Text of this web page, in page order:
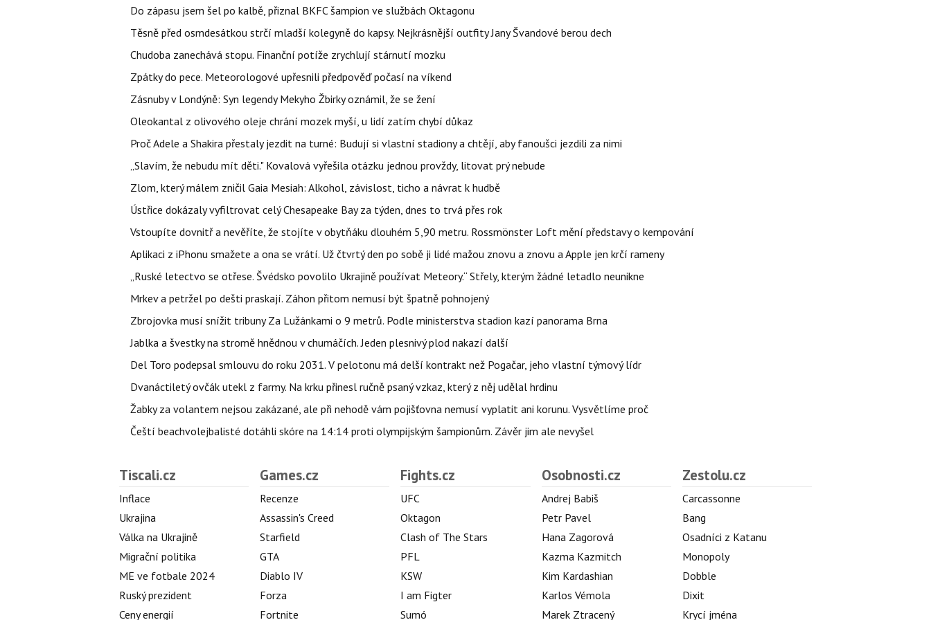
Do zápasu jsem šel po kalbě, přiznal BKFC šampion ve službách Oktagonu
Těsně před osmdesátkou strčí mladší kolegyně do kapsy. Nejkrásnější outfity Jany Švandové berou dech
Chudoba zanechává stopu. Finanční potíže zrychlují stárnutí mozku
Zpátky do pece. Meteorologové upřesnili předpověď počasí na víkend
Zásnuby v Londýně: Syn legendy Mekyho Žbirky oznámil, že se žení
Oleokantal z olivového oleje chrání mozek myší, u lidí zatím chybí důkaz
Proč Adele a Shakira přestaly jezdit na turné: Budují si vlastní stadiony a chtějí, aby fanoušci jezdili za nimi
„Slavím, že nebudu mít děti." Kovalová vyřešila otázku jednou provždy, litovat prý nebude
Zlom, který málem zničil Gaia Mesiah: Alkohol, závislost, ticho a návrat k hudbě
Ústřice dokázaly vyfiltrovat celý Chesapeake Bay za týden, dnes to trvá přes rok
Vstoupíte dovnitř a nevěříte, že stojíte v obytňáku dlouhém 5,90 metru. Rossmönster Loft mění představy o kempování
Aplikaci z iPhonu smažete a ona se vrátí. Už čtvrtý den po sobě ji lidé mažou znovu a znovu a Apple jen krčí rameny
„Ruské letectvo se otřese. Švédsko povolilo Ukrajině používat Meteory.“ Střely, kterým žádné letadlo neunikne
Mrkev a petržel po dešti praskají. Záhon přitom nemusí být špatně pohnojený
Zbrojovka musí snížit tribuny Za Lužánkami o 9 metrů. Podle ministerstva stadion kazí panorama Brna
Jablka a švestky na stromě hnědnou v chumáčích. Jeden plesnivý plod nakazí další
Del Toro podepsal smlouvu do roku 2031. V pelotonu má delší kontrakt než Pogačar, jeho vlastní týmový lídr
Dvanáctiletý ovčák utekl z farmy. Na krku přinesl ručně psaný vzkaz, který z něj udělal hrdinu
Žabky za volantem nejsou zakázané, ale při nehodě vám pojišťovna nemusí vyplatit ani korunu. Vysvětlíme proč
Čeští beachvolejbalisté dotáhli skóre na 14:14 proti olympijským šampionům. Závěr jim ale nevyšel
Tiscali.cz
Inflace
Ukrajina
Válka na Ukrajině
Migrační politika
ME ve fotbale 2024
Ruský prezident
Ceny energií
Games.cz
Recenze
Assassin's Creed
Starfield
GTA
Diablo IV
Forza
Fortnite
Fights.cz
UFC
Oktagon
Clash of The Stars
PFL
KSW
I am Figter
Sumó
Osobnosti.cz
Andrej Babiš
Petr Pavel
Hana Zagorová
Kazma Kazmitch
Kim Kardashian
Karlos Vémola
Marek Ztracený
Zestolu.cz
Carcassonne
Bang
Osadníci z Katanu
Monopoly
Dobble
Dixit
Krycí jména